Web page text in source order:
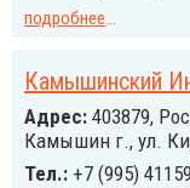
подробнее...
Камышинский
Адрес: 403879,
Камышин г., ул.
Тел.: +7 (995)